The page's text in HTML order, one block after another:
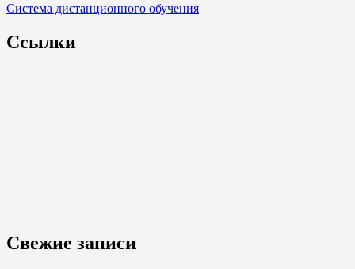
Система дистанционного обучения
Ссылки
Свежие записи